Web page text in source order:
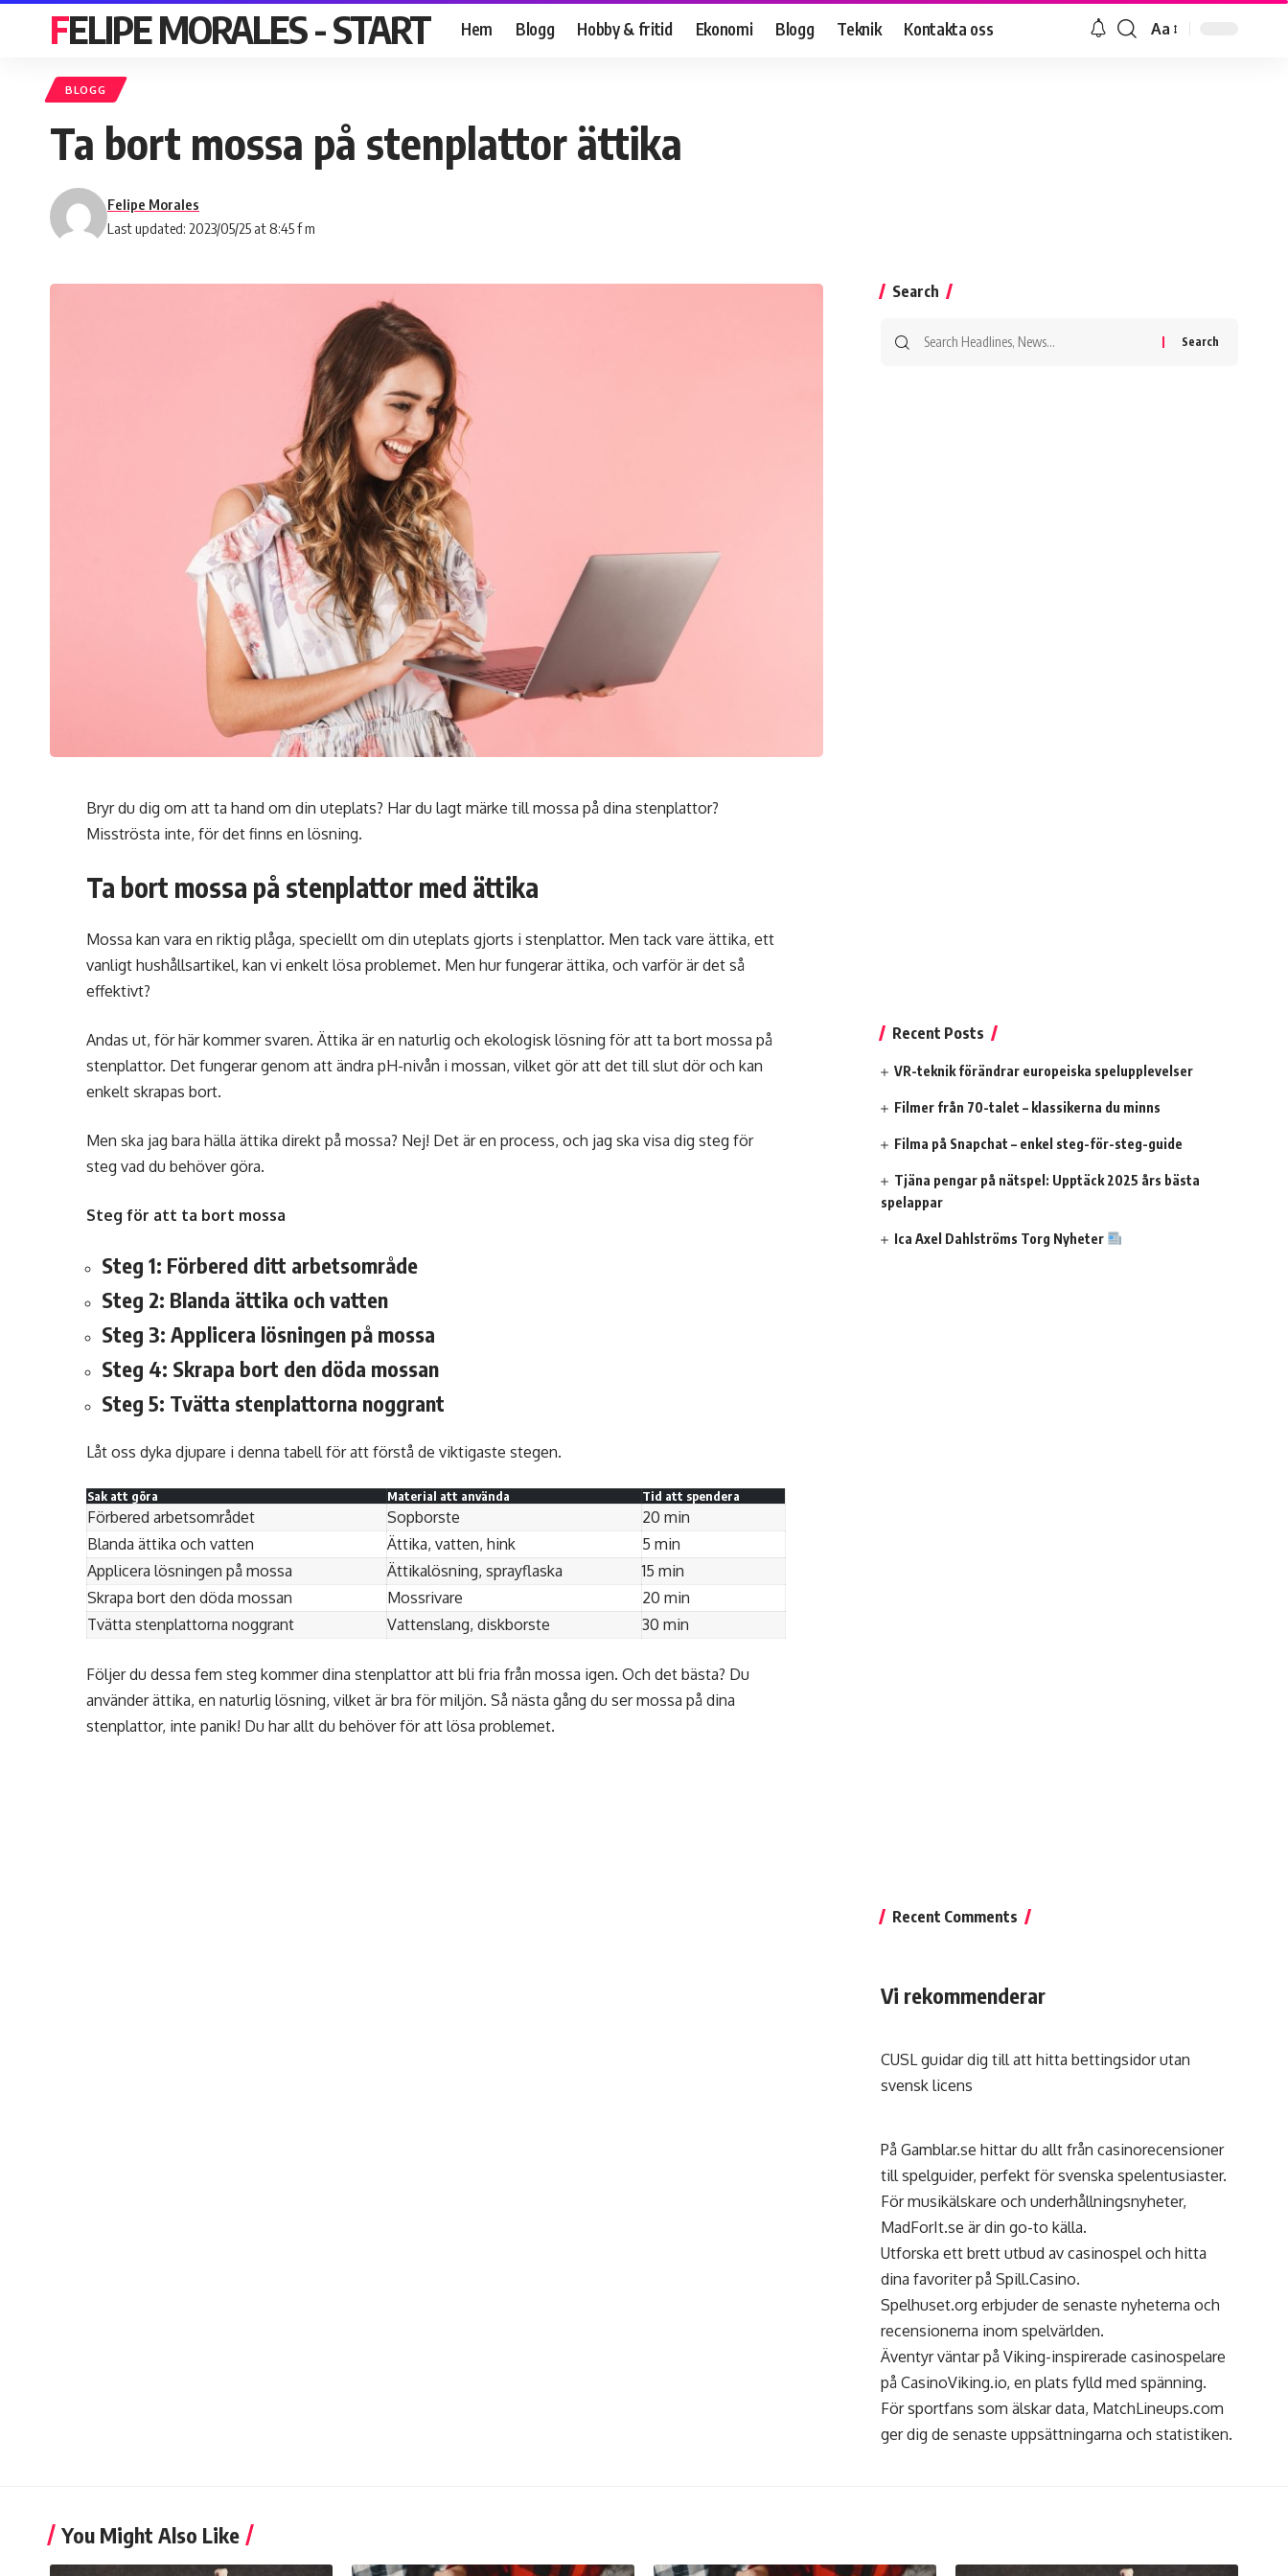
FELIPE MORALES - START Hem Blogg Hobby & fritid Ekonomi Blogg Teknik Kontakta oss Aa
BLOGG
Ta bort mossa på stenplattor ättika
Last updated: 2023/05/25 at 8:45 f m
Felipe Morales
Bryr du dig om att ta hand om din uteplats? Har du lagt märke till mossa på dina stenplattor?
Misströsta inte, för det finns en lösning.
Ta bort mossa på stenplattor med ättika
Mossa kan vara en riktig plåga, speciellt om din uteplats gjorts i stenplattor. Men tack vare ättika, ett
vanligt hushållsartikel, kan vi enkelt lösa problemet. Men hur fungerar ättika, och varför är det så
effektivt?
Andas ut, för här kommer svaren. Ättika är en naturlig och ekologisk lösning för att ta bort mossa på
stenplattor. Det fungerar genom att ändra pH-nivån i mossan, vilket gör att det till slut dör och kan
enkelt skrapas bort.
Men ska jag bara hälla ättika direkt på mossa? Nej! Det är en process, och jag ska visa dig steg för
steg vad du behöver göra.
Steg för att ta bort mossa
Steg 1: Förbered ditt arbetsområde
Steg 2: Blanda ättika och vatten
Steg 3: Applicera lösningen på mossa
Steg 4: Skrapa bort den döda mossan
Steg 5: Tvätta stenplattorna noggrant
Låt oss dyka djupare i denna tabell för att förstå de viktigaste stegen.
Sak att göra Material att använda Tid att spendera
Förbered arbetsområdet Sopborste
20 min
Blanda ättika och vatten
Ättika, vatten, hink
5 min
Applicera lösningen på mossa
Ättikalösning, sprayflaska
15 min
Skrapa bort den döda mossan
Mossrivare
20 min
Tvätta stenplattorna noggrant
Vattenslang, diskborste 30 min
Följer du dessa fem steg kommer dina stenplattor att bli fria från mossa igen. Och det bästa? Du
använder ättika, en naturlig lösning, vilket är bra för miljön. Så nästa gång du ser mossa på dina
stenplattor, inte panik! Du har allt du behöver för att lösa problemet.
Search
for:
Recent Posts
VR-teknik förändrar europeiska spelupplevelser
Filmer från 70-talet – klassikerna du minns
Filma på Snapchat – enkel steg-för-steg-guide
Tjäna pengar på nätspel: Upptäck 2025 års bästa
spelappar
Ica Axel Dahlströms Torg Nyheter
Recent Comments
Vi rekommenderar
CUSL guidar dig till att hitta bettingsidor utan
svensk licens
På Gamblar.se hittar du allt från casinorecensioner
till spelguider, perfekt för svenska spelentusiaster.
För musikälskare och underhållningsnyheter,
MadForIt.se är din go-to källa.
Utforska ett brett utbud av casinospel och hitta
dina favoriter på Spill.Casino.
Spelhuset.org erbjuder de senaste nyheterna och
recensionerna inom spelvärlden.
Äventyr väntar på Viking-inspirerade casinospelare
på CasinoViking.io, en plats fylld med spänning.
För sportfans som älskar data, MatchLineups.com
ger dig de senaste uppsättningarna och statistiken.
You Might Also Like